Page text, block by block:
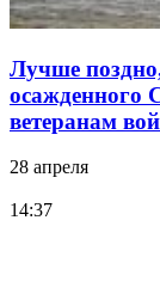
Лучше
осажденного
ветеранам
28 апреля
14:37